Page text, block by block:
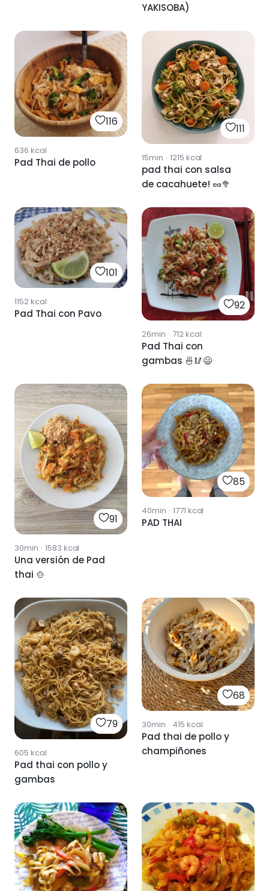
YAKISOBA)
116
636 kcal
Pad Thai de pollo
111
15min · 1215 kcal
pad thai con salsa
de cacahuete! 🥜🥦
101
1152kcal
Pad Thai con Pavo
92
26min · 712kcal
Pad Thai con
gambas 🍜🥢😃
91
30min · 1583 kcal
Una versión de Pad
thai 🍲
85
40min · 1771 kcal
PAD THAI
79
605 kcal
Pad thai con pollo y
gambas
68
30min · 415 kcal
Pad thai de pollo y
champiñones